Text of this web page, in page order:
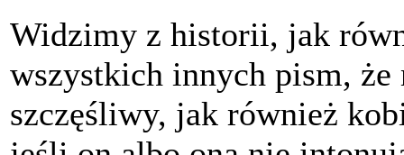
Widzimy z historii, jak
wszystkich innych pism, że
szczęśliwy, jak również